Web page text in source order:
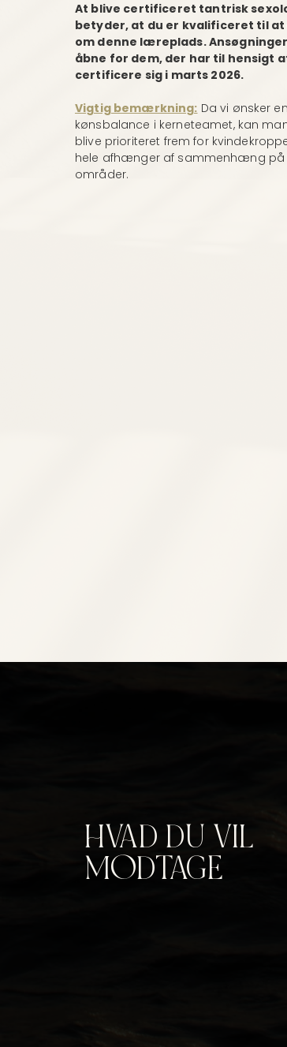
At blive certificeret tantrisk
betyder, at du er kvalificeret til at
om denne læreplads.
åbne for dem, der har til hensigt
certificere sig i marts 2026.
Vigtig bemærkning: Da vi ønsker
kønsbalance i kerneteamet, kan
blive prioriteret frem for
hele afhænger af sammenhæng på
områder.
HVAD DU VIL
MODTAGE